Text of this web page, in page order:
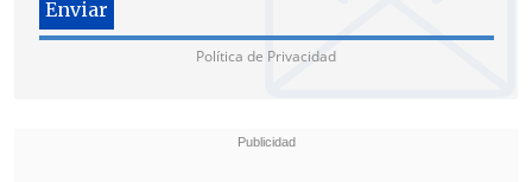
Política de Privacidad